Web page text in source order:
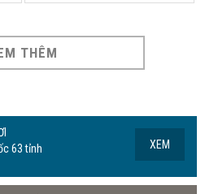
THÊM
63 tỉnh
XEM